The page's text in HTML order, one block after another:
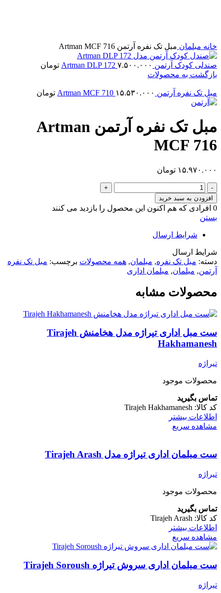
خانه مبلمان مبل تک نفره آرتمن Artman MCF 716
صندلی کودک آرتمن Artman DLP 172 ۷.۵۰۰.۰۰۰
تومان
بازگشت به محصولات
مبل تک نفره آرتمن Artman MCF 710 ۱۵.۵۳۰.۰۰۰ تومان
مبل تک نفره آرتمن Artman
MCF 716
۱۵.۹۷۰.۰۰۰ تومان
مبل
تک
نفره
آرتمن
Artman
MCF
عدد
افزودن به سبد خرید
0 افرادی که هم اکنون این محصول را بازدید می کنند
بستن
شرایط ارسال
شرایط ارسال
دسته: مبل تک نفره, مبلمان, همه محصولات برچسب: مبل تک نفره
آرتمن, مبلمان, مبلمان اداری
محصولات مشابه
ست مبل اداری تیراژه مدل هخامنش Tirajeh
Hakhamanesh
تیراژه
محصولات موجود
تماس بگیرید
کد کالا: Tirajeh Hakhamanesh
اطلاعات بیشتر
مشاهده سریع
ست مبلمان اداری تیراژه مدل Tirajeh Arash
تیراژه
محصولات موجود
تماس بگیرید
کد کالا: Tirajeh Arash
اطلاعات بیشتر
مشاهده سریع
ست مبلمان اداری سروش تیراژه Tirajeh Soroush
تیراژه